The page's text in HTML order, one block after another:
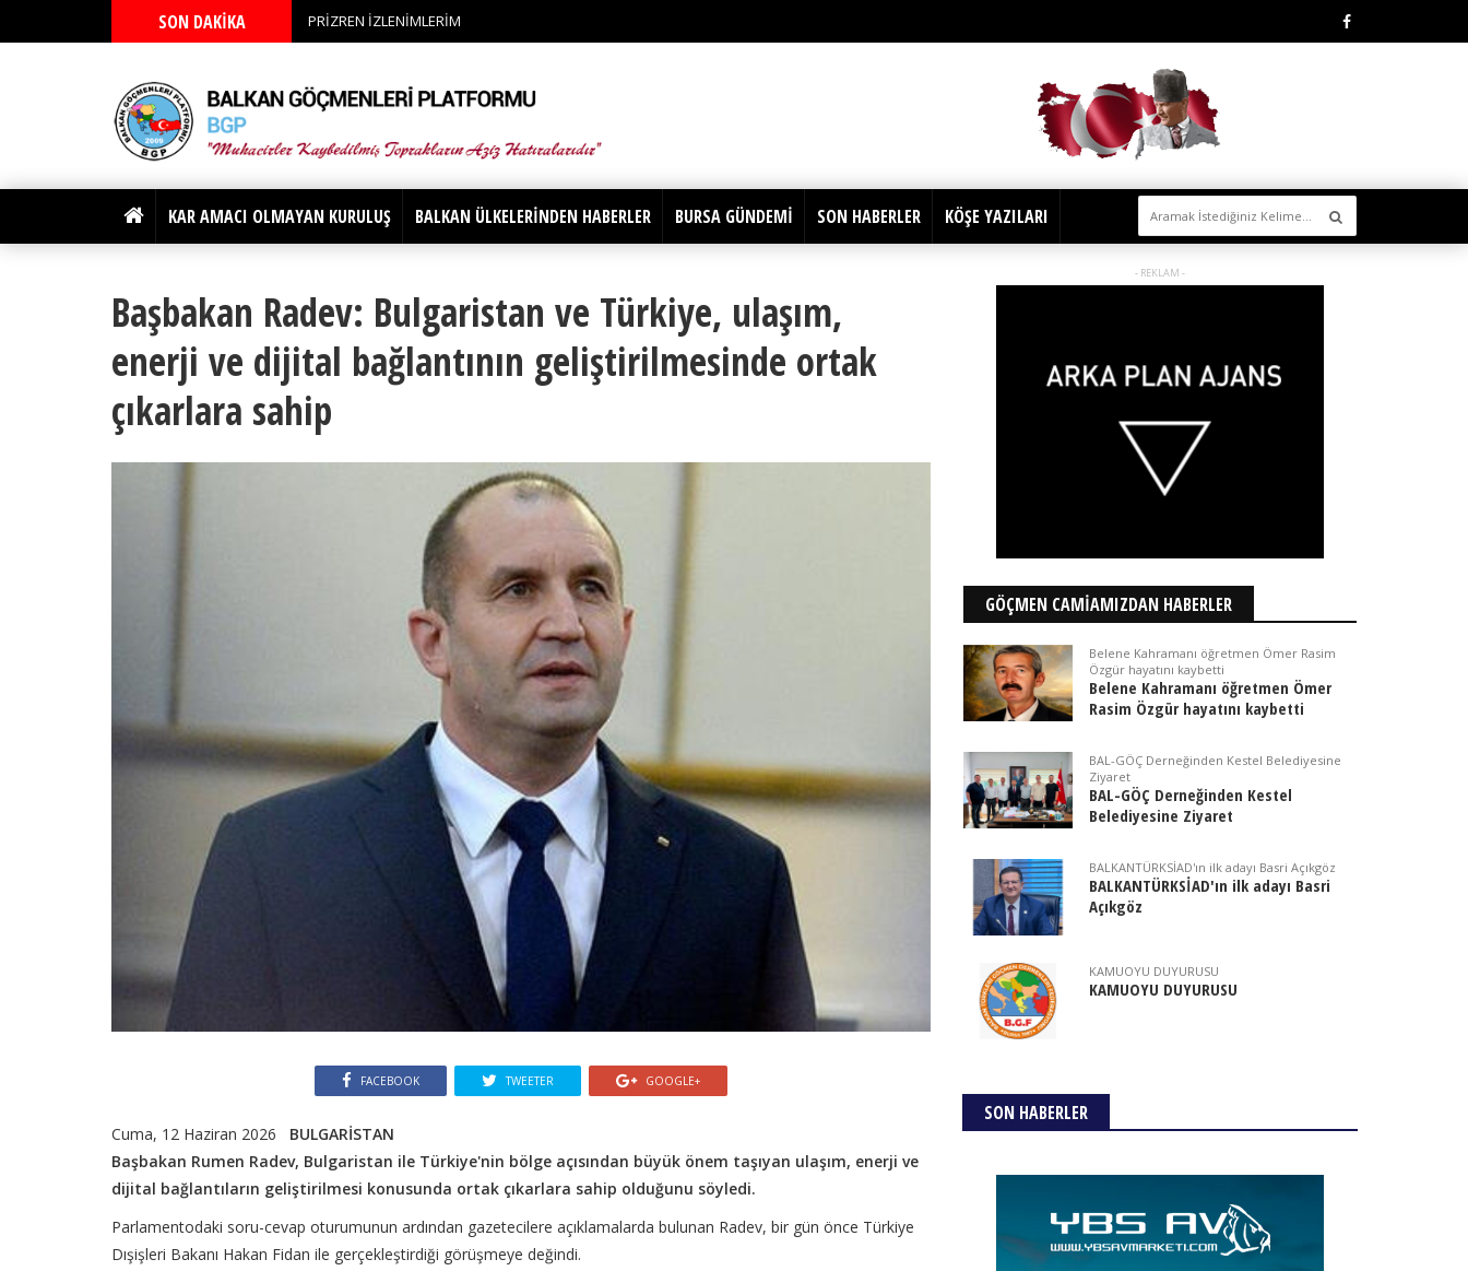
SON DAKİKA PRİZREN İZLENİMLERİM
KAR AMACI OLMAYAN KURULUŞ BALKAN ÜLKELERİNDEN HABERLER BURSA GÜNDEMİ SON HABERLER KÖŞE YAZILARI
Başbakan Radev: Bulgaristan ve Türkiye, ulaşım,
enerji ve dijital bağlantının geliştirilmesinde ortak
çıkarlara sahip
FACEBOOK TWEETER GOOGLE+
Cuma, 12 Haziran 2026 BULGARİSTAN
Başbakan Rumen Radev, Bulgaristan ile Türkiye'nin bölge açısından büyük önem taşıyan ulaşım, enerji ve
dijital bağlantıların geliştirilmesi konusunda ortak çıkarlara sahip olduğunu söyledi.
Parlamentodaki soru-cevap oturumunun ardından gazetecilere açıklamalarda bulunan Radev, bir gün önce Türkiye
Dışişleri Bakanı Hakan Fidan ile gerçekleştirdiği görüşmeye değindi.
- REKLAM -
GÖÇMEN CAMİAMIZDAN HABERLER
Belene Kahramanı öğretmen Ömer Rasim
Özgür hayatını kaybetti
Belene Kahramanı öğretmen Ömer
Rasim Özgür hayatını kaybetti
BAL-GÖÇ Derneğinden Kestel Belediyesine
Ziyaret
BAL-GÖÇ Derneğinden Kestel
Belediyesine Ziyaret
BALKANTÜRKSİAD'ın ilk adayı Basri Açıkgöz
BALKANTÜRKSİAD'ın ilk adayı Basri
Açıkgöz
KAMUOYU DUYURUSU
KAMUOYU DUYURUSU
SON HABERLER